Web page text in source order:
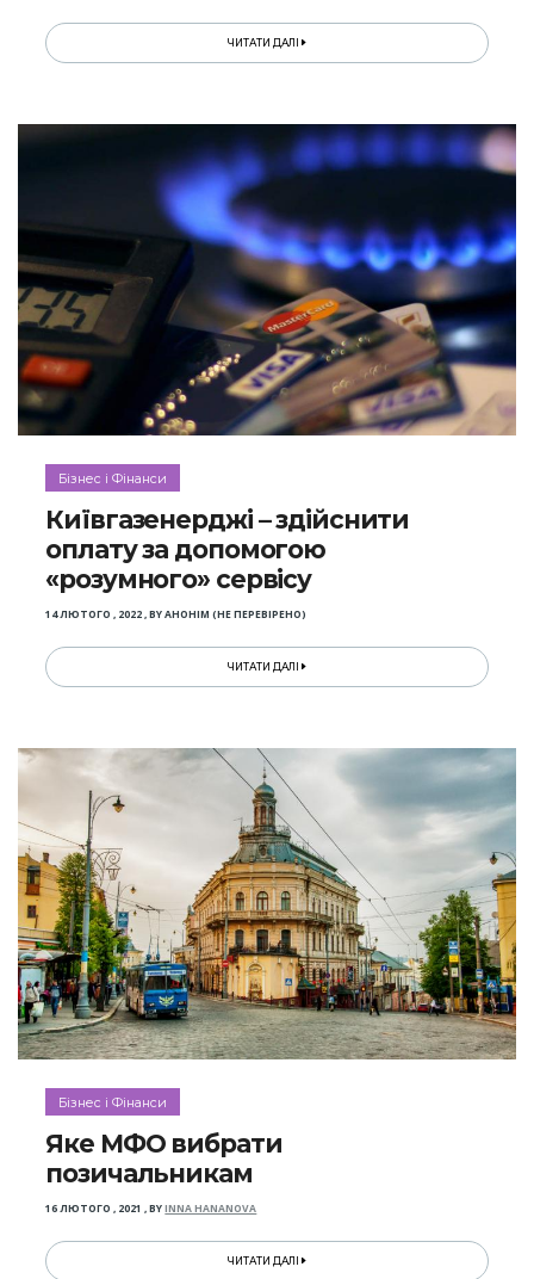
ЧИТАТИ ДАЛІ
Бізнес і Фінанси
Київгазенерджі – здійснити
оплату за допомогою
«розумного» сервісу
14 ЛЮТОГО , 2022,BYАНОНІМ (НЕ ПЕРЕВІРЕНО)
ЧИТАТИ ДАЛІ
Бізнес і Фінанси
Яке МФО вибрати
позичальникам
16 ЛЮТОГО , 2021 ,BYINNA HANANOVA
ЧИТАТИ ДАЛІ